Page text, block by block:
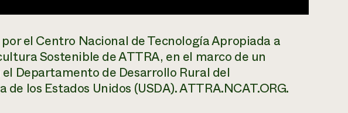
el Centro Nacional de Tecnología Apropiada a
Sostenible de ATTRA, en el marco de un
Departamento de Desarrollo Rural del
los Estados Unidos (USDA). ATTRA.NCAT.ORG.